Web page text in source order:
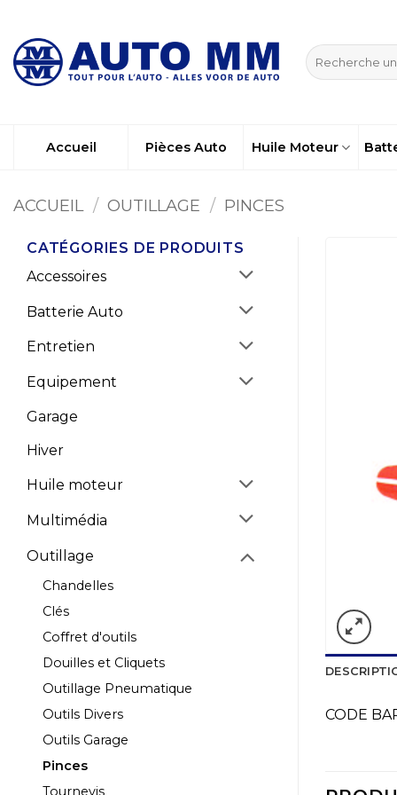
contenu
Recherche
pour :
Accueil Pièces Auto Huile Moteur
ACCUEIL / OUTILLAGE / PINCES
CATÉGORIES DE PRODUITS
Accessoires
Batterie Auto
Entretien
Equipement
Garage
Hiver
Huile moteur
Multimédia
Outillage
Chandelles
Clés
Coffret d'outils
Douilles et Cliquets
Outillage Pneumatique
Outils Divers
Outils Garage
Pinces
Tournevis
CODE